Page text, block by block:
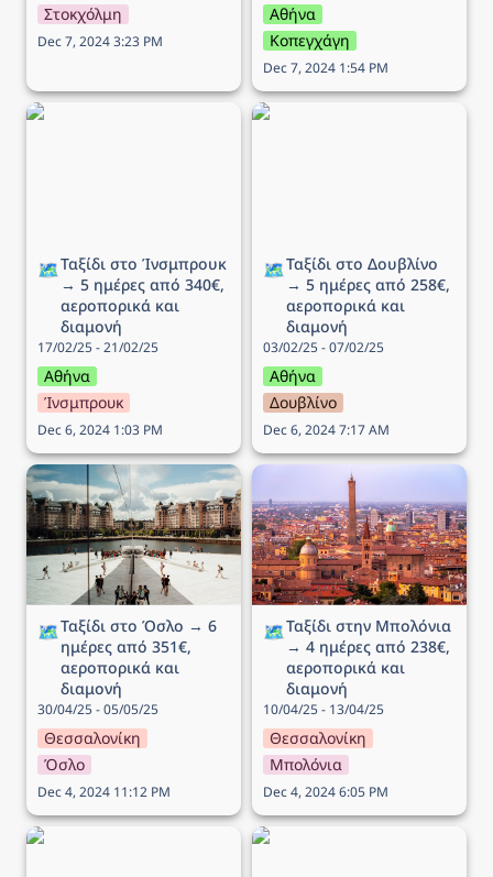
Στοκχόλμη
Dec 7, 2024 3:23 PM
Αθήνα
Κοπεγχάγη
Dec 7, 2024 1:54 PM
Ταξίδι στo Ίνσμπρουκ →
🗺️Ταξίδι στo Ίνσμπρουκ
→ 5 ημέρες από 340€,
αεροπορικά και
διαμονή
17/02/25 - 21/02/25
Αθήνα
Ίνσμπρουκ
Dec 6, 2024 1:03 PM
Ταξίδι στο Δουβλίνο → 5
🗺️Ταξίδι στο Δουβλίνο
→ 5 ημέρες από 258€,
αεροπορικά και
διαμονή
03/02/25 - 07/02/25
Αθήνα
Δουβλίνο
Dec 6, 2024 7:17 AM
Ταξίδι στο Όσλο → 6
ημέρες από 351€,
αεροπορικά και διαμονή
🗺️Ταξίδι στο Όσλο → 6
ημέρες από 351€,
αεροπορικά και
διαμονή
30/04/25 - 05/05/25
Θεσσαλονίκη
Όσλο
Dec 4, 2024 11:12 PM
Ταξίδι στην Μπολόνια →
4 ημέρες από 238€,
αεροπορικά και διαμονή
🗺️Ταξίδι στην Μπολόνια
→ 4 ημέρες από 238€,
αεροπορικά και
διαμονή
10/04/25 - 13/04/25
Θεσσαλονίκη
Μπολόνια
Dec 4, 2024 6:05 PM
Ταξίδι στο Λονδίνο → 4
Ταξίδι στην Νάπολη → 5